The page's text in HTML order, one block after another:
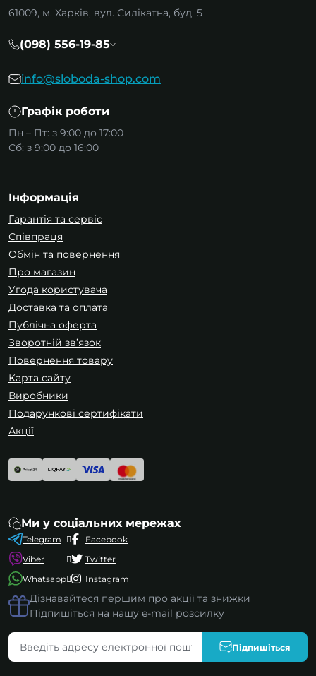
61009, м. Харків, вул. Силікатна, буд. 5
(098) 556-19-85
info@sloboda-shop.com
Графік роботи
Пн – Пт: з 9:00 до 17:00
Сб: з 9:00 до 16:00
Інформація
Гарантія та сервіс
Співпраця
Обмін та повернення
Про магазин
Угода користувача
Доставка та оплата
Публічна оферта
Зворотній зв’язок
Повернення товару
Карта сайту
Виробники
Подарункові сертифікати
Акції
Ми у соціальних мережах
Telegram
Viber
Whatsapp
Facebook
Twitter
Instagram
Дізнавайтеся першим про акції та знижки
Підпишіться на нашу e-mail розсилку
Підпишіться